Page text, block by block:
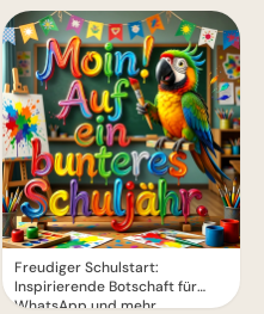
Freudiger Schulstart:
Inspirierende Botschaft für
WhatsApp und mehr